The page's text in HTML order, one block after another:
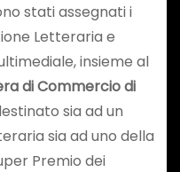
stati assegnati i
Letteraria e
insieme al
di Commercio di
sia ad un
sia ad uno della
Premio dei